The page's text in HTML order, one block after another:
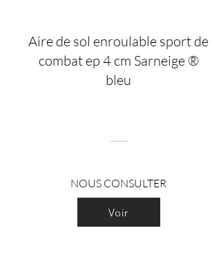
Aire de sol enroulable sport de
combat ep 4 cm Sarneige ®
bleu
NOUS CONSULTER
Voir